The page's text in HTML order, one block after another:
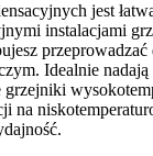
jest
instalacjami
Idealnie
grzejniki
na